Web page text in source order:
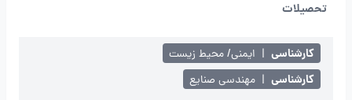
تحصیلات
کارشناسی | ایمنی/ محیط زیست
کارشناسی | مهندسی صنایع